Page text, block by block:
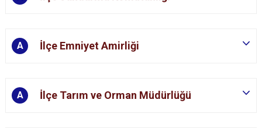
A İlçe Emniyet Amirliği
A İlçe Tarım ve Orman Müdürlüğü